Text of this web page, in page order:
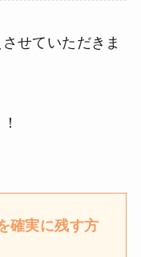
せていただきま
確実に残す方